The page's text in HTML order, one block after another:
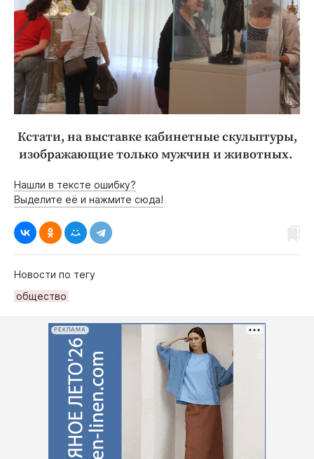
Кстати, на выставке кабинетные скульптуры,
изображающие только мужчин и животных.
Нашли в тексте ошибку?
Выделите её и нажмите сюда!
Новости по тегу
общество
РЕКЛАМА